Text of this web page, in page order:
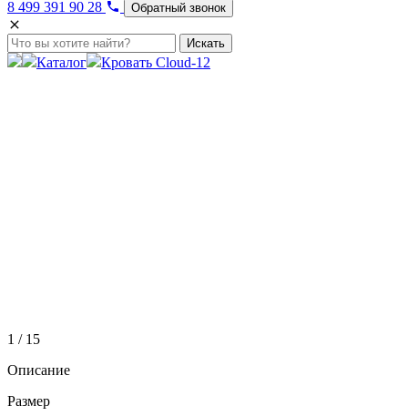
8 499 391 90 28 Обратный звонок
Искать
Каталог Кровать Cloud-12
1 / 15
Описание
Размер